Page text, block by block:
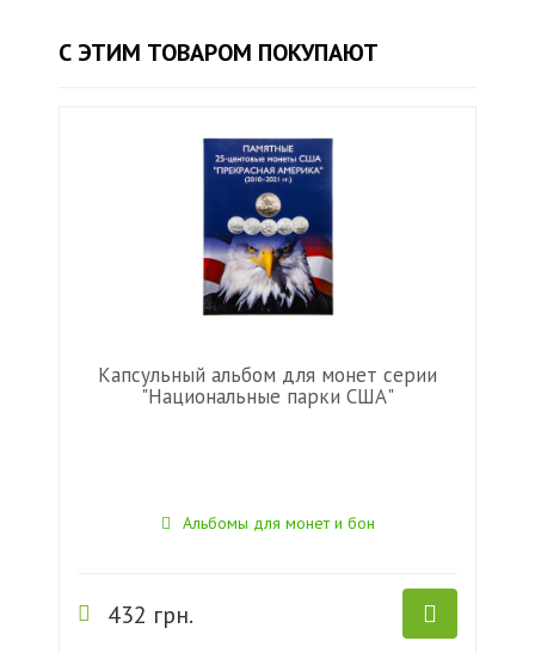
С ЭТИМ ТОВАРОМ ПОКУПАЮТ
Капсульный альбом для монет серии
"Национальные парки США"
Альбомы для монет и бон
432 грн.